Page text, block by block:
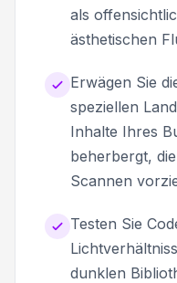
als
ästhetischen
Erwägen Sie
speziellen
Inhalte Ihres
beherbergt,
Scannen
Testen Sie
dunklen